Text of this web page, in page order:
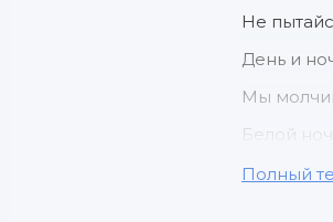
Не
День и
Мы
Белой
Полный